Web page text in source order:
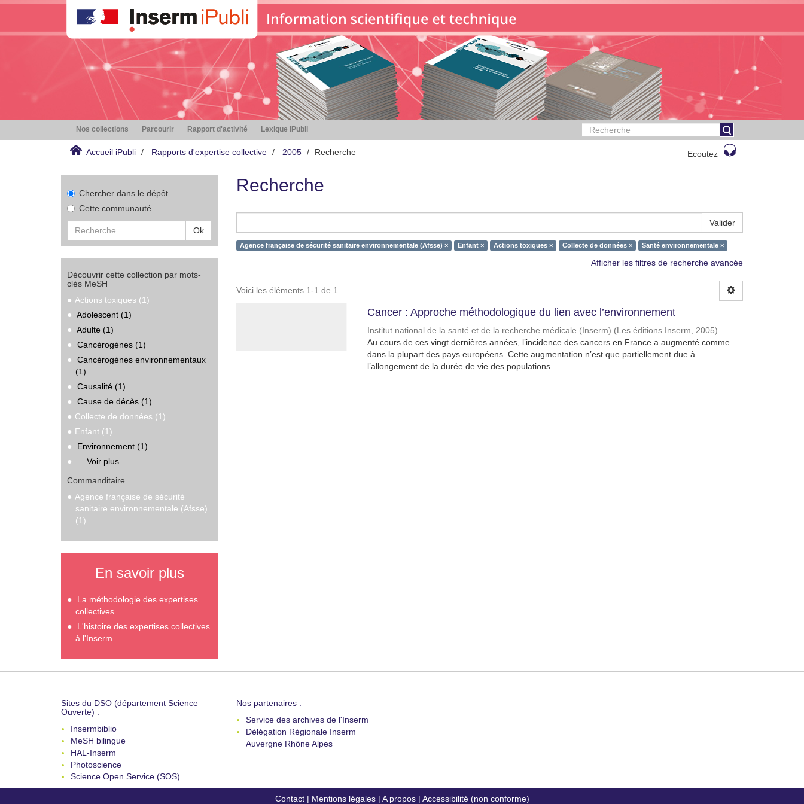
Nos collections Parcourir Rapport d'activité Lexique iPubli
Accueil iPubli Rapports d'expertise collective 2005 Recherche Ecoutez
Chercher dans le dépôt
Cette communauté
Ok
Découvrir cette collection par mots-
clés MeSH
Actions toxiques (1)
Adolescent (1)
Adulte (1)
Cancérogènes (1)
Cancérogènes environnementaux
(1)
Causalité (1)
Cause de décès (1)
Collecte de données (1)
Enfant (1)
Environnement (1)
... Voir plus
Commanditaire
Agence française de sécurité
sanitaire environnementale (Afsse)
(1)
En savoir plus
La méthodologie des expertises
collectives
L'histoire des expertises collectives
à l'Inserm
Recherche
Valider
Agence française de sécurité sanitaire environnementale (Afsse) × Enfant × Actions toxiques × Collecte de données × Santé environnementale ×
Afficher les filtres de recherche avancée
Voici les éléments 1-1 de 1
Cancer : Approche méthodologique du lien avec l’environnement
Institut national de la santé et de la recherche médicale (Inserm) (Les éditions Inserm, 2005)
Au cours de ces vingt dernières années, l’incidence des cancers en France a augmenté comme
dans la plupart des pays européens. Cette augmentation n’est que partiellement due à
l’allongement de la durée de vie des populations ...
Sites du DSO (département Science
Ouverte) :
Insermbiblio
MeSH bilingue
HAL-Inserm
Photoscience
Science Open Service (SOS)
Nos partenaires :
Service des archives de l'Inserm
Délégation Régionale Inserm
Auvergne Rhône Alpes
Contact| Mentions légales| A propos| Accessibilité (non conforme)